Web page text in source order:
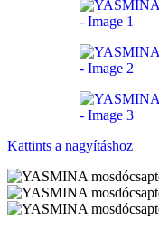
Kattints a nagyításhoz